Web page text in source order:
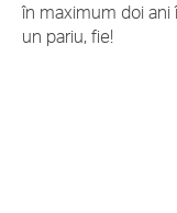
în maximum doi
un pariu, fie!